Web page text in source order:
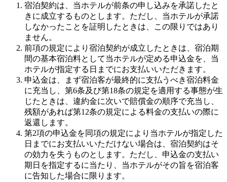
宿泊契約は、当ホテルが前条の申し込みを承諾したと
きに成立するものとします。ただし、当ホテルが承諾
しなかったことを証明したときは、この限りではあり
ません。
前項の規定により宿泊契約が成立したときは、宿泊期
間の基本宿泊料として当ホテルが定める申込金を、当
ホテルが指定する日までにお支払いいただきます。
申込金は、まず宿泊客が最終的に支払うべき宿泊料金
に充当し、第6条及び第18条の規定を適用する事態が生
じたときは、違約金に次いで賠償金の順序で充当し、
残額があれば第12条の規定による料金の支払いの際に
返還します。
第2項の申込金を同項の規定により当ホテルが指定した
日までにお支払いいただけない場合は、宿泊契約はそ
の効力を失うものとします。ただし、申込金の支払い
期日を指定するに当たり、当ホテルがその旨を宿泊客
に告知した場合に限ります。